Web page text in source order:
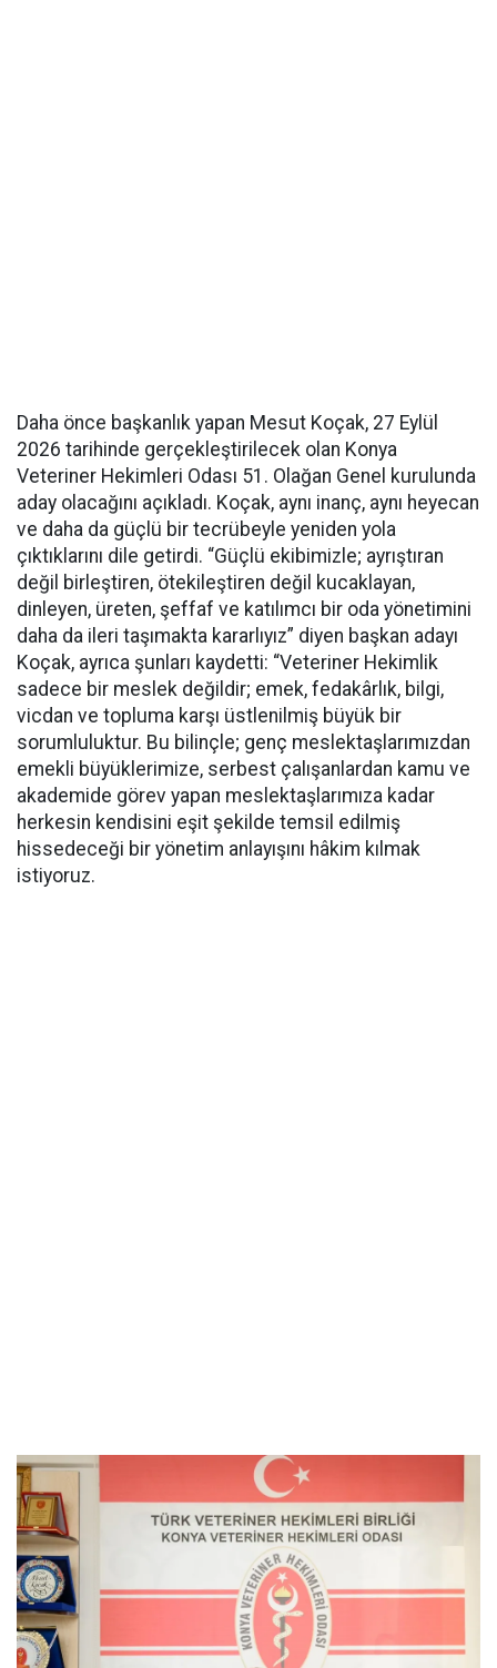
Daha önce başkanlık yapan Mesut Koçak, 27 Eylül
2026 tarihinde gerçekleştirilecek olan Konya
Veteriner Hekimleri Odası 51. Olağan Genel kurulunda
aday olacağını açıkladı. Koçak, aynı inanç, aynı heyecan
ve daha da güçlü bir tecrübeyle yeniden yola
çıktıklarını dile getirdi. “Güçlü ekibimizle; ayrıştıran
değil birleştiren, ötekileştiren değil kucaklayan,
dinleyen, üreten, şeffaf ve katılımcı bir oda yönetimini
daha da ileri taşımakta kararlıyız” diyen başkan adayı
Koçak, ayrıca şunları kaydetti: “Veteriner Hekimlik
sadece bir meslek değildir; emek, fedakârlık, bilgi,
vicdan ve topluma karşı üstlenilmiş büyük bir
sorumluluktur. Bu bilinçle; genç meslektaşlarımızdan
emekli büyüklerimize, serbest çalışanlardan kamu ve
akademide görev yapan meslektaşlarımıza kadar
herkesin kendisini eşit şekilde temsil edilmiş
hissedeceği bir yönetim anlayışını hâkim kılmak
istiyoruz.